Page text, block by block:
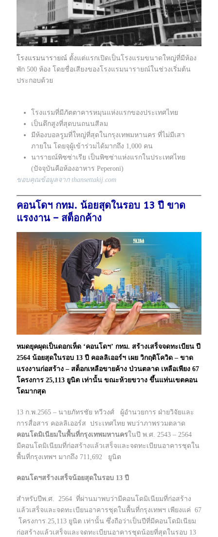
โรงแรมนารายณ์ ตั้งแต่แรกเปิดเป็นโรงแรมขนาดใหญ่ที่มีห้อง
พัก 500 ห้อง โดยชื่อเสียงของโรงแรมนารายณ์ในช่วงเริ่มต้น
ประกอบด้วย
โรงแรมที่มีภัตตาคารหมุนแห่งแรกของประเทศไทย
เป็นตึกสูงที่สุดบนถนนสีลม
มีห้องบอลรูมที่ใหญ่ที่สุดในกรุงเทพมหานคร ที่ไม่มีเสา
ภายใน โดยจุผู้เข้าร่วมได้มากถึง 1,000 คน
นารายณ์พิซซ่าเรีย เป็นพิซซ่าแห่งแรกในประเทศไทย
(ปัจจุบันคือห้องอาหาร Peperoni)
ขอบคุณข้อมูลจาก thansettakij.com
คอนโดฯ กทม. น้อยสุดในรอบ 13 ปี ขาด
แรงงาน – สต็อกค้าง
หมดยุคผุดเป็นดอกเห็ด ‘คอนโดฯ’ กทม. สร้างเสร็จจดทะเบียน ปี
2564 น้อยสุดในรอบ 13 ปี คอลลิเออร์ฯ เผย วิกฤติโควิด – ขาด
แรงงานก่อสร้าง – สต็อกเหลือขายค้าง ป่วนตลาด เหลือเพียง 67
โครงการ 25,113 ยูนิต เท่านั้น ขณะห้วยขวาง ขึ้นแท่นเขตคอน
โดมากสุด
13 ก.พ.2565 – นายภัทรชัย ทวีวงศ์ ผู้อำนวยการ ฝ่ายวิจัยและ
การสื่อสาร คอลลิเออร์ส ประเทศไทย พบว่าภาพรวมตลาด
คอนโดมิเนียมในพื้นที่กรุงเทพมหานครในปี พ.ศ. 2543 – 2564
มีคอนโดมิเนียมที่ก่อสร้างแล้วเสร็จและจดทะเบียนอาคารชุดใน
พื้นที่กรุงเทพฯ มากถึง 711,692 ยูนิต
คอนโดฯสร้างเสร็จน้อยสุดในรอบ 13 ปี
สำหรับปีพ.ศ. 2564 ที่ผ่านมาพบว่ามีคอนโดมิเนียมที่ก่อสร้าง
แล้วเสร็จและจดทะเบียนอาคารชุดในพื้นที่กรุงเทพฯ เพียงแค่ 67
โครงการ 25,113 ยูนิต เท่านั้น ซึ่งถือว่าเป็นปีที่มีคอนโดมิเนียม
ก่อสร้างแล้วเสร็จและจดทะเบียนอาคารชุดน้อยที่สุดในรอบ 13